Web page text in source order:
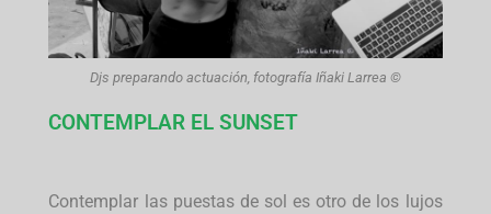
Djs preparando actuación, fotografía Iñaki Larrea ©
CONTEMPLAR EL SUNSET
Contemplar las puestas de sol es otro de los lujos